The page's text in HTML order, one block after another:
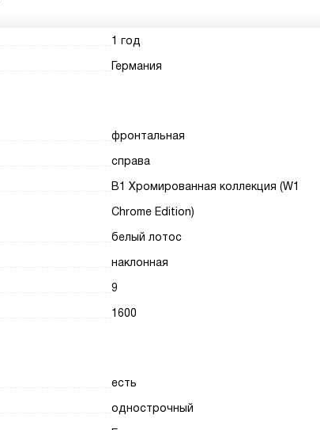
1 год
Германия
фронтальная
справа
В1 Хромированная коллекция (W1
Chrome Edition)
белый лотос
наклонная
9
1600
есть
однострочный